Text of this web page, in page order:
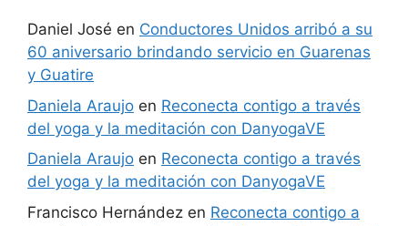
Daniel José en Conductores Unidos arribó a su
60 aniversario brindando servicio en Guarenas
y Guatire
Daniela Araujo en Reconecta contigo a través
del yoga y la meditación con DanyogaVE
Daniela Araujo en Reconecta contigo a través
del yoga y la meditación con DanyogaVE
Francisco Hernández en Reconecta contigo a